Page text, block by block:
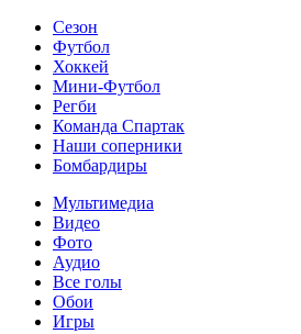
Сезон
Футбол
Хоккей
Мини-Футбол
Регби
Команда Спартак
Наши соперники
Бомбардиры
Мультимедиа
Видео
Фото
Аудио
Все голы
Обои
Игры